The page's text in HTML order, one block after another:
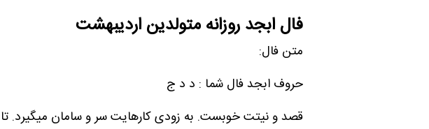
فال ابجد روزانه متولدین اردیبهشت
متن فال:
حروف ابجد فال شما : د د ج
قصد و نیتت خوبست. به زودی کارهایت سر و سامان میگیرد.